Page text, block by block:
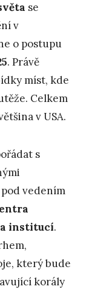
se
v
o postupu
. Právě
míst, kde
Celkem
v USA.
s
vedením
institucí.
který bude
korály